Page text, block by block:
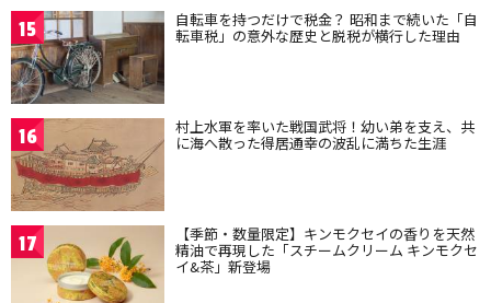
15 自転車を持つだけで税金？ 昭和まで続いた「自
転車税」の意外な歴史と脱税が横行した理由
16 村上水軍を率いた戦国武将！幼い弟を支え、共
に海へ散った得居通幸の波乱に満ちた生涯
17 【季節・数量限定】キンモクセイの香りを天然
精油で再現した「スチームクリーム キンモクセ
イ&茶」新登場